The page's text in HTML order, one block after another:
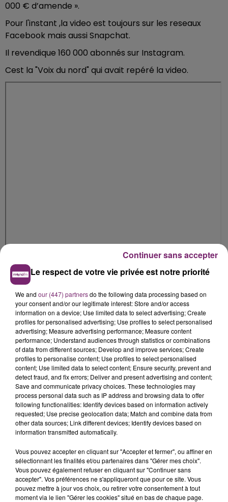
000 € d’amende ».
Pour l'instant ,la video est toujours sur les reseaux
Facebook mais aussi Snapchat.
Il revendique 160 000 abonnés sur Instagram.
Cest la "Voix du nord" qui avait repéré la video.
Le respect de votre vie privée est notre priorité
We and our (447) partnersdo the following data processing based on
your consent and/or our legitimate interest: Store and/or access
information on a device; Use limited data to select advertising; Create
profiles for personalised advertising; Use profiles to select personalised
advertising; Measure advertising performance; Measure content
performance; Understand audiences through statistics or combinations
of data from different sources; Develop and improve services; Create
profiles to personalise content; Use profiles to select personalised
content; Use limited data to select content; Ensure security, prevent and
detect fraud, and fix errors; Deliver and present advertising and content;
Save and communicate privacy choices. These technologies may
process personal data such as IP address and browsing data to offer
following functionalities: Identify devices based on information actively
requested; Use precise geolocation data; Match and combine data from
other data sources; Link different devices; Identify devices based on
information transmitted automatically.
Vous pouvez accepter en cliquant sur "Accepter et fermer", ou affiner en
sélectionnant les finalités et/ou partenaires dans "Gérer mes choix".
Vous pouvez également refuser en cliquant sur "Continuer sans
accepter". Vos préférences ne s'appliqueront que pour ce site. Vous
pouvez mettre à jour vos choix, ou retirer votre consentement à tout
moment via le lien "Gérer les cookies" situé en bas de chaque page.
Continuer sans accepter